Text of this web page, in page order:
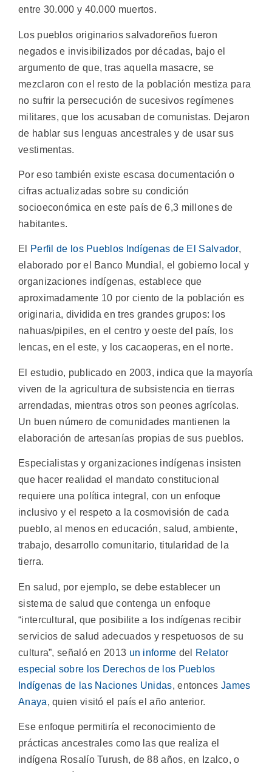
entre 30.000 y 40.000 muertos.
Los pueblos originarios salvadoreños fueron
negados e invisibilizados por décadas, bajo el
argumento de que, tras aquella masacre, se
mezclaron con el resto de la población mestiza para
no sufrir la persecución de sucesivos regímenes
militares, que los acusaban de comunistas. Dejaron
de hablar sus lenguas ancestrales y de usar sus
vestimentas.
Por eso también existe escasa documentación o
cifras actualizadas sobre su condición
socioeconómica en este país de 6,3 millones de
habitantes.
El Perfil de los Pueblos Indígenas de El Salvador,
elaborado por el Banco Mundial, el gobierno local y
organizaciones indígenas, establece que
aproximadamente 10 por ciento de la población es
originaria, dividida en tres grandes grupos: los
nahuas/pipiles, en el centro y oeste del país, los
lencas, en el este, y los cacaoperas, en el norte.
El estudio, publicado en 2003, indica que la mayoría
viven de la agricultura de subsistencia en tierras
arrendadas, mientras otros son peones agrícolas.
Un buen número de comunidades mantienen la
elaboración de artesanías propias de sus pueblos.
Especialistas y organizaciones indígenas insisten
que hacer realidad el mandato constitucional
requiere una política integral, con un enfoque
inclusivo y el respeto a la cosmovisión de cada
pueblo, al menos en educación, salud, ambiente,
trabajo, desarrollo comunitario, titularidad de la
tierra.
En salud, por ejemplo, se debe establecer un
sistema de salud que contenga un enfoque
“intercultural, que posibilite a los indígenas recibir
servicios de salud adecuados y respetuosos de su
cultura”, señaló en 2013 un informe del
Relator
especial sobre los Derechos de los Pueblos
Indígenas de las Naciones Unidas, entonces James
Anaya, quien visitó el país el año anterior.
Ese enfoque permitiría el reconocimiento de
prácticas ancestrales como las que realiza el
indígena Rosalío Turush, de 88 años, en Izalco, o